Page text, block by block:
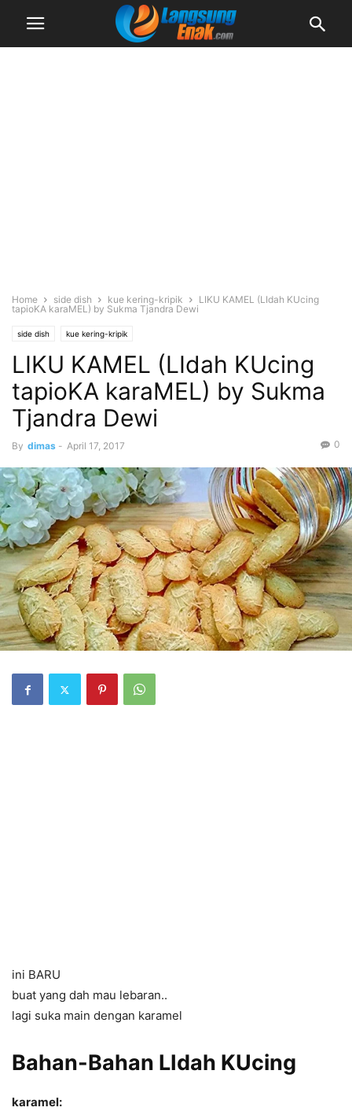
Home side dish kue kering-kripik
LIKU KAMEL (LIdah KUcing
tapioKA karaMEL) by Sukma Tjandra Dewi
side dish kue kering-kripik
LIKU KAMEL (LIdah KUcing
tapioKA karaMEL) by Sukma
Tjandra Dewi
By dimas - April 17, 2017 0
ini BARU
buat yang dah mau lebaran..
lagi suka main dengan karamel
Bahan-Bahan LIdah KUcing
karamel: